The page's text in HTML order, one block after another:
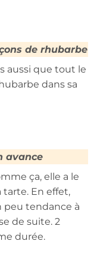
de rhubarbe
aussi que tout le
dans sa
avance
ça, elle a le
tarte. En effet,
peu tendance à
de suite. 2
durée.